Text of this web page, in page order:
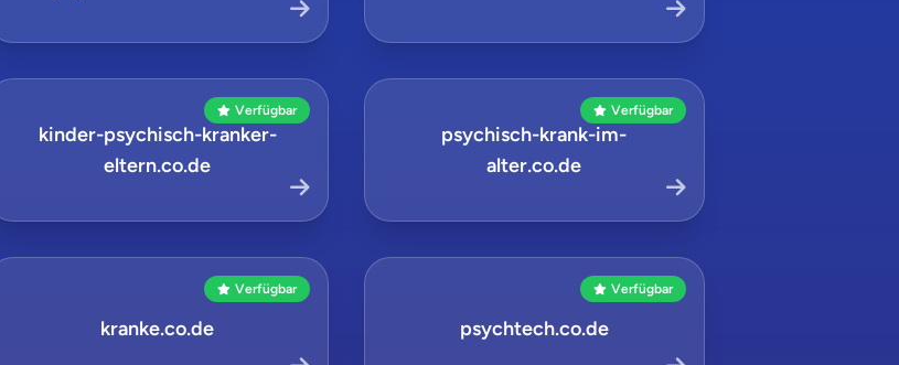
Verfügbar
kinder-psychisch-kranker-
eltern.co.de
Verfügbar
psychisch-krank-im-
alter.co.de
Verfügbar
kranke.co.de
Verfügbar
psychtech.co.de